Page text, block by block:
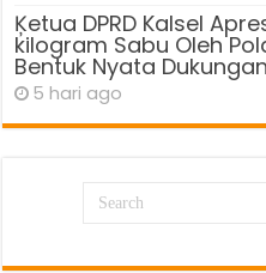
Ķetua DPRD Kalsel
kilogram Sabu Oleh
Bentuk Nyata
5 hari ago